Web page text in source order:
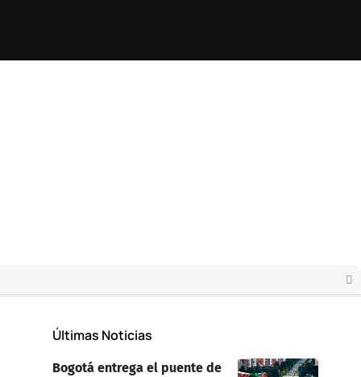
Últimas Noticias
Bogotá entrega el puente de